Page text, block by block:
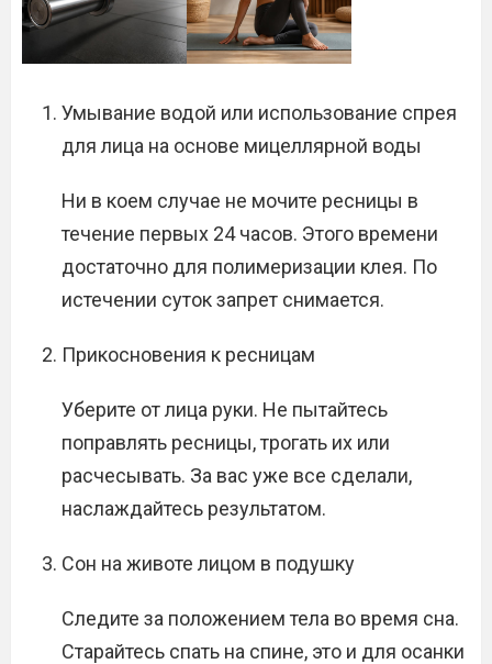
Умывание водой или использование спрея
для лица на основе мицеллярной воды
Ни в коем случае не мочите ресницы в
течение первых 24 часов. Этого времени
достаточно для полимеризации клея. По
истечении суток запрет снимается.
Прикосновения к ресницам
Уберите от лица руки. Не пытайтесь
поправлять ресницы, трогать их или
расчесывать. За вас уже все сделали,
наслаждайтесь результатом.
Сон на животе лицом в подушку
Следите за положением тела во время сна.
Старайтесь спать на спине, это и для осанки